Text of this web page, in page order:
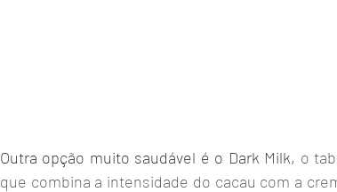
Outra opção muito saudável é o Dark Milk, o
que combina a intensidade do cacau com a